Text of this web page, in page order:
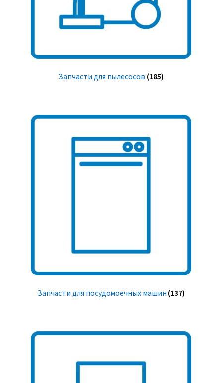
Запчасти для пылесосов (185)
Запчасти для посудомоечных машин (137)